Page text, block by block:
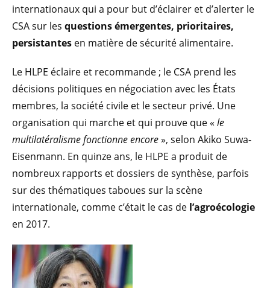
internationaux qui a pour but d’éclairer et d’alerter le
CSA sur les questions émergentes, prioritaires,
persistantes en matière de sécurité alimentaire.
Le HLPE éclaire et recommande ; le CSA prend les
décisions politiques en négociation avec les États
membres, la société civile et le secteur privé. Une
organisation qui marche et qui prouve que « le
multilatéralisme fonctionne encore», selon Akiko Suwa-
Eisenmann. En quinze ans, le HLPE a produit de
nombreux rapports et dossiers de synthèse, parfois
sur des thématiques taboues sur la scène
internationale, comme c’était le cas de l’agroécologie
en 2017.